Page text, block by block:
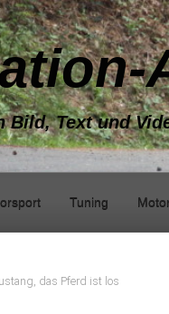
Bild, Text und
Tuning
das Pferd ist los